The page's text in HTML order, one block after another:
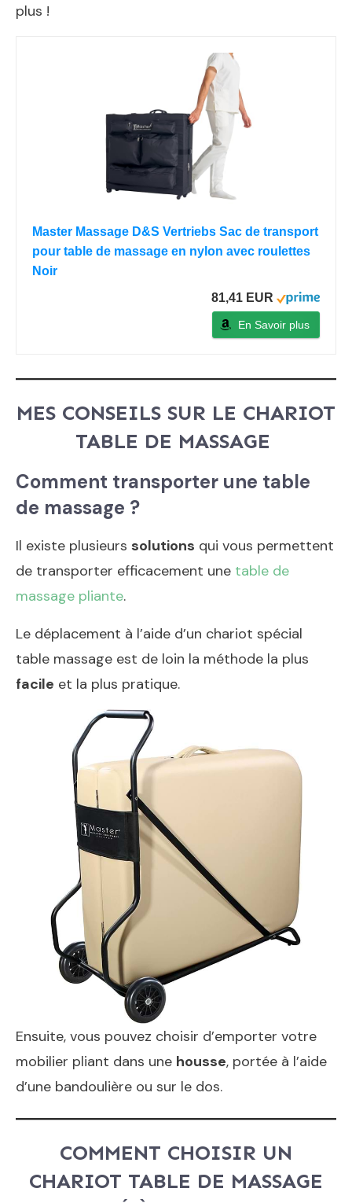
plus !
Master Massage D&S Vertriebs Sac de transport
pour table de massage en nylon avec roulettes
Noir
81,41 EUR
En Savoir plus
MES CONSEILS SUR LE CHARIOT
TABLE DE MASSAGE
Comment transporter une table
de massage ?
Il existe plusieurs solutions qui vous permettent
de transporter efficacement une table de
massage pliante.
Le déplacement à l’aide d’un chariot spécial
table massage est de loin la méthode la plus
facile et la plus pratique.
Ensuite, vous pouvez choisir d’emporter votre
mobilier pliant dans une housse, portée à l’aide
d’une bandoulière ou sur le dos.
COMMENT CHOISIR UN
CHARIOT TABLE DE MASSAGE